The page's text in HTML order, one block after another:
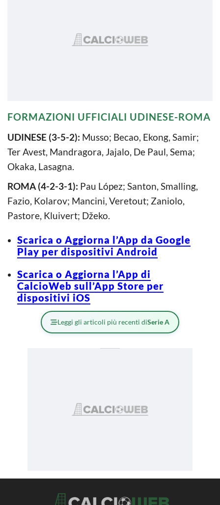
FORMAZIONI UFFICIALI UDINESE-ROMA
UDINESE (3-5-2): Musso; Becao, Ekong, Samir;
Ter Avest, Mandragora, Jajalo, De Paul, Sema;
Okaka, Lasagna.
ROMA (4-2-3-1): Pau López; Santon, Smalling,
Fazio, Kolarov; Mancini, Veretout; Zaniolo,
Pastore, Kluivert; Džeko.
Scarica o Aggiorna l’App da Google
Play per dispositivi Android
Scarica o Aggiorna l’App di
CalcioWeb sull’App Store per
dispositivi iOS
Leggi gli articoli più recenti diSerie A